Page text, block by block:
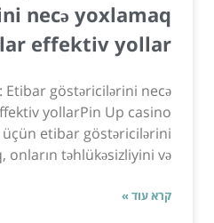
necə yoxlamaq
effektiv yollar
Etibar göstəricilərini necə
yollarPin Up casino
etibar göstəricilərini
təhlükəsizliyini və...
קרא עוד »